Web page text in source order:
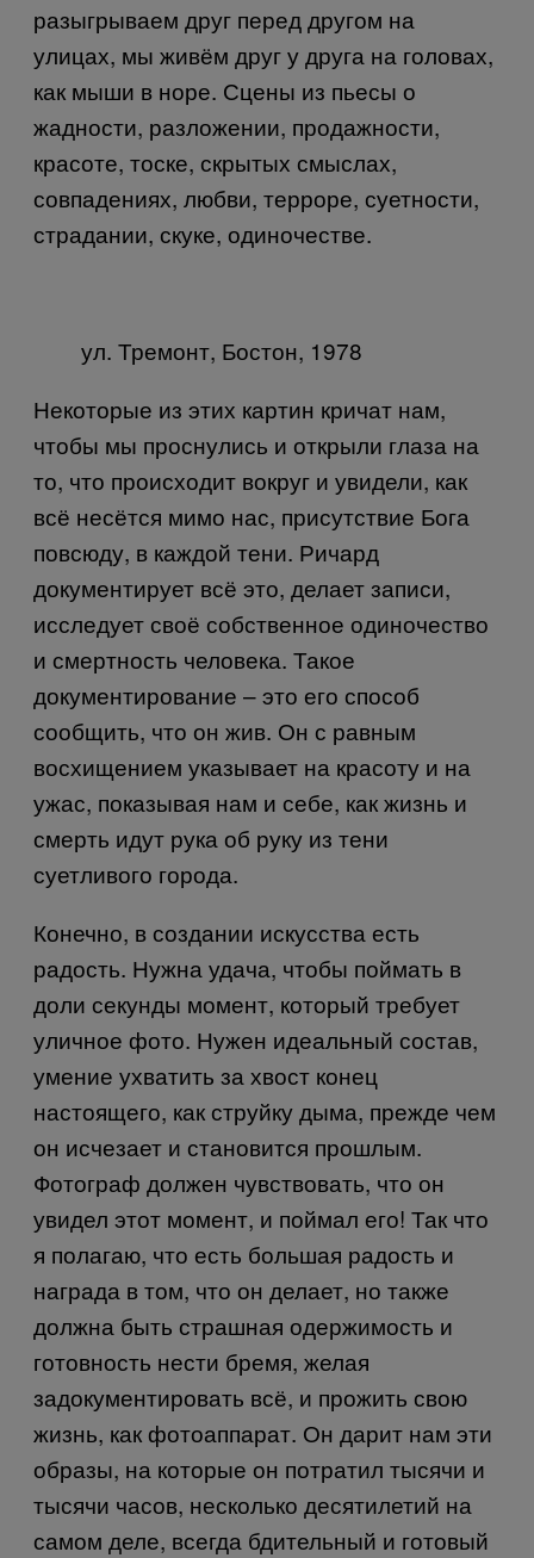
разыгрываем друг перед другом на
улицах, мы живём друг у друга на головах,
как мыши в норе. Сцены из пьесы о
жадности, разложении, продажности,
красоте, тоске, скрытых смыслах,
совпадениях, любви, терроре, суетности,
страдании, скуке, одиночестве.
ул. Тремонт, Бостон, 1978
Некоторые из этих картин кричат нам,
чтобы мы проснулись и открыли глаза на
то, что происходит вокруг и увидели, как
всё несётся мимо нас, присутствие Бога
повсюду, в каждой тени. Ричард
документирует всё это, делает записи,
исследует своё собственное одиночество
и смертность человека. Такое
документирование – это его способ
сообщить, что он жив. Он с равным
восхищением указывает на красоту и на
ужас, показывая нам и себе, как жизнь и
смерть идут рука об руку из тени
суетливого города.
Конечно, в создании искусства есть
радость. Нужна удача, чтобы поймать в
доли секунды момент, который требует
уличное фото. Нужен идеальный состав,
умение ухватить за хвост конец
настоящего, как струйку дыма, прежде чем
он исчезает и становится прошлым.
Фотограф должен чувствовать, что он
увидел этот момент, и поймал его! Так что
я полагаю, что есть большая радость и
награда в том, что он делает, но также
должна быть страшная одержимость и
готовность нести бремя, желая
задокументировать всё, и прожить свою
жизнь, как фотоаппарат. Он дарит нам эти
образы, на которые он потратил тысячи и
тысячи часов, несколько десятилетий на
самом деле, всегда бдительный и готовый